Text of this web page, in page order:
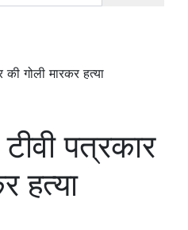
की गोली मारकर हत्या
पत्रकार
हत्या